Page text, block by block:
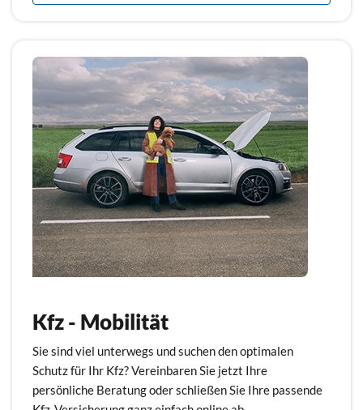
Kfz - Mobilität
Sie sind viel unterwegs und suchen den optimalen
Schutz für Ihr Kfz? Vereinbaren Sie jetzt Ihre
persönliche Beratung oder schließen Sie Ihre passende